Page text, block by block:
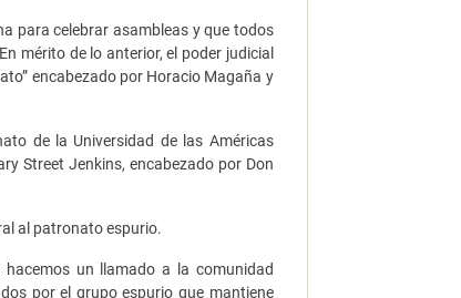
para celebrar asambleas y que todos
mérito de lo anterior, el poder judicial
encabezado por Horacio Magaña y
de la Universidad de las Américas
Street Jenkins, encabezado por Don
al patronato espurio.
un llamado a la comunidad
por el grupo espurio que mantiene